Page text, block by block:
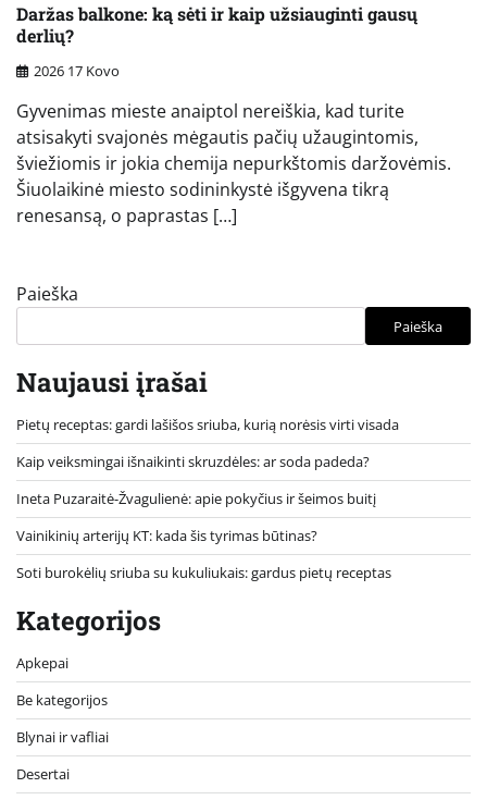
Daržas balkone: ką sėti ir kaip užsiauginti gausų
derlių?
2026 17 Kovo
Gyvenimas mieste anaiptol nereiškia, kad turite
atsisakyti svajonės mėgautis pačių užaugintomis,
šviežiomis ir jokia chemija nepurkštomis daržovėmis.
Šiuolaikinė miesto sodininkystė išgyvena tikrą
renesansą, o paprastas […]
Paieška
Paieška
Naujausi įrašai
Pietų receptas: gardi lašišos sriuba, kurią norėsis virti visada
Kaip veiksmingai išnaikinti skruzdėles: ar soda padeda?
Ineta Puzaraitė-Žvagulienė: apie pokyčius ir šeimos buitį
Vainikinių arterijų KT: kada šis tyrimas būtinas?
Soti burokėlių sriuba su kukuliukais: gardus pietų receptas
Kategorijos
Apkepai
Be kategorijos
Blynai ir vafliai
Desertai